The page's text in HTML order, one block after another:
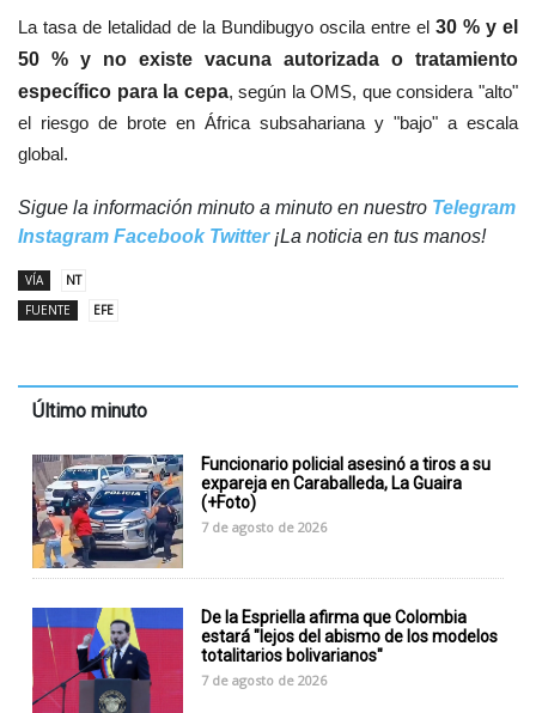
La tasa de letalidad de la Bundibugyo oscila entre el 30 % y el
50 % y no existe vacuna autorizada o tratamiento
específico para la cepa, según la OMS, que considera "alto"
el riesgo de brote en África subsahariana y "bajo" a escala
global.
Sigue la información minuto a minuto en nuestro Telegram
Instagram Facebook Twitter¡La noticia en tus manos!
VÍA
NT
FUENTE
EFE
Último minuto
Funcionario policial asesinó a tiros a su
expareja en Caraballeda, La Guaira
(+Foto)
7 de agosto de 2026
De la Espriella afirma que Colombia
estará "lejos del abismo de los modelos
totalitarios bolivarianos"
7 de agosto de 2026